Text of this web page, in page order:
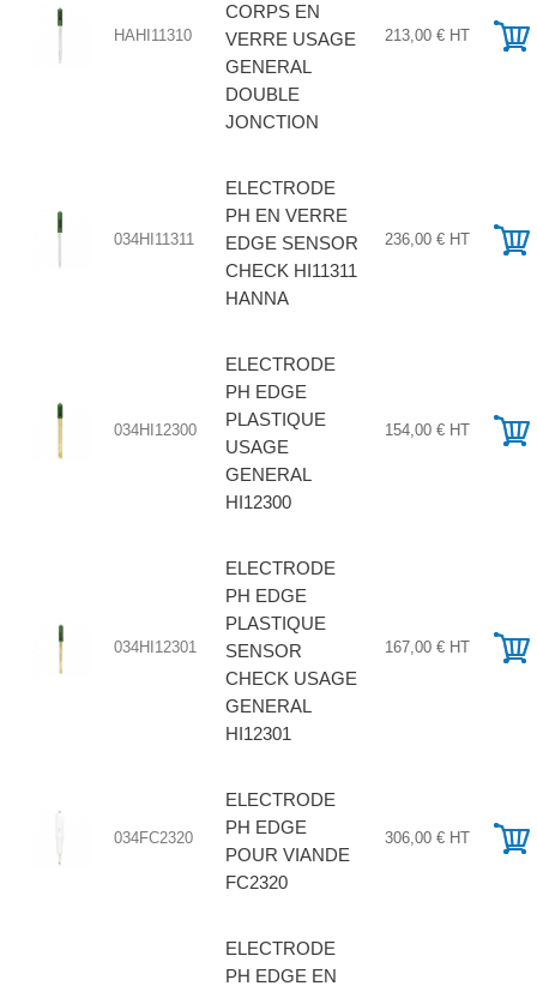
HAHI11310
CORPS EN
VERRE USAGE
GENERAL
DOUBLE
JONCTION
213,00 € HT
034HI11311
ELECTRODE
PH EN VERRE
EDGE SENSOR
CHECK HI11311
HANNA
236,00 € HT
034HI12300
ELECTRODE
PH EDGE
PLASTIQUE
USAGE
GENERAL
HI12300
154,00 € HT
034HI12301
ELECTRODE
PH EDGE
PLASTIQUE
SENSOR
CHECK USAGE
GENERAL
HI12301
167,00 € HT
034FC2320
ELECTRODE
PH EDGE
POUR VIANDE
FC2320
306,00 € HT
ELECTRODE
PH EDGE EN